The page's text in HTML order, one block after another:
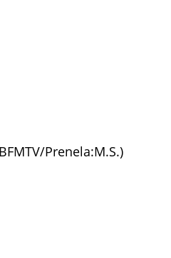
I HRLI KA BEOGRADU!
prekidaju toplotni